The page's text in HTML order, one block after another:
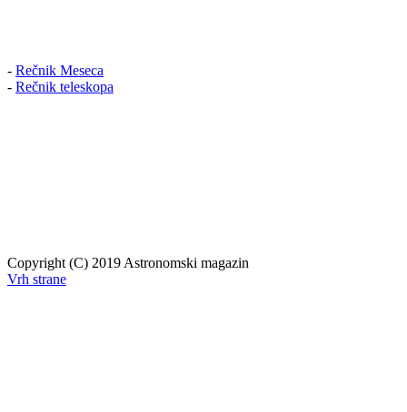
- Rečnik Meseca
- Rečnik teleskopa
Copyright (C) 2019 Astronomski magazin
Vrh strane